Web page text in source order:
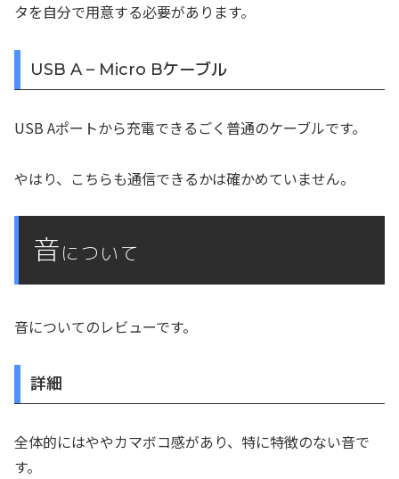
タを自分で用意する必要があります。
USB A – Micro Bケーブル
USB Aポートから充電できるごく普通のケーブルです。
やはり、こちらも通信できるかは確かめていません。
音 について
音についてのレビューです。
詳細
全体的にはややカマボコ感があり、特に特徴のない音で
す。